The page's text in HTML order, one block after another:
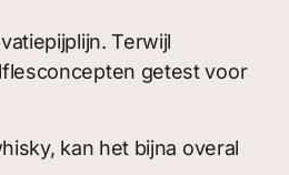
Terwijl
getest voor
kan het bijna overal